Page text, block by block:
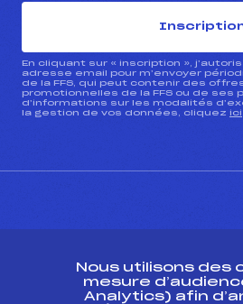
En cliquant sur « inscription »,
adresse email pour m’envoyer
de la FFS, qui peut contenir des
promotionnelles de la FFS ou de ses
d’informations sur les modalités
la gestion de vos données, cliquez ici
ESPACE PRESSE
Nous utilisons des
mesure
Analytics) afin